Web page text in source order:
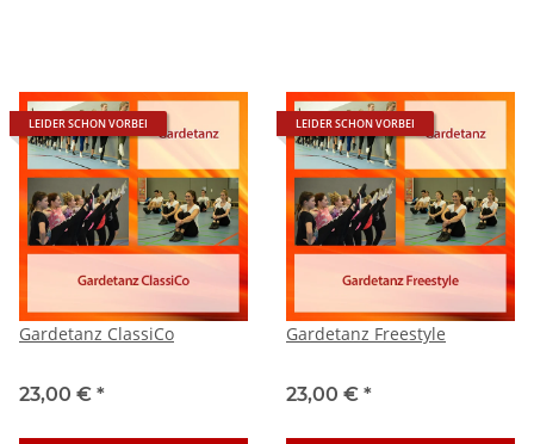
LEIDER SCHON VORBEI
Gardetanz ClassiCo
23,00 € *
LEIDER SCHON VORBEI
Gardetanz Freestyle
23,00 € *